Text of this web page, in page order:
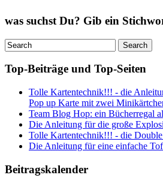
was suchst Du? Gib ein
Top-Beiträge und Top-Seiten
Tolle Kartentechnik!!! - die
Pop up Karte mit zwei
Team Blog Hop: ein Bücherregal
Die Anleitung für die große
Tolle Kartentechnik!!! - die
Die Anleitung für eine einfache
Beitragskalender